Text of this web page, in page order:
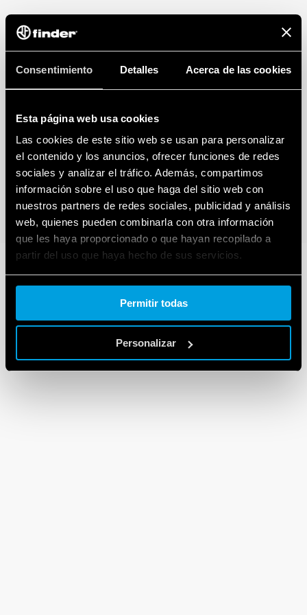
Consentimiento Detalles Acerca de las cookies
Esta página web usa cookies
Las cookies de este sitio web se usan para personalizar
el contenido y los anuncios, ofrecer funciones de redes
sociales y analizar el tráfico. Además, compartimos
información sobre el uso que haga del sitio web con
nuestros partners de redes sociales, publicidad y análisis
web, quienes pueden combinarla con otra información
que les haya proporcionado o que hayan recopilado a
partir del uso que haya hecho de sus servicios.
Cookie policy.
Permitir todas
Personalizar